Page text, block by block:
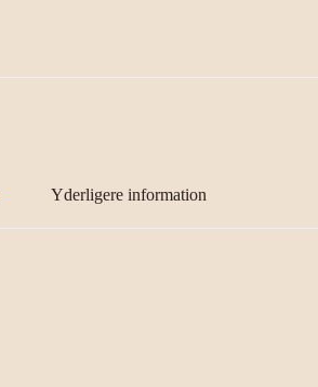
Yderligere information